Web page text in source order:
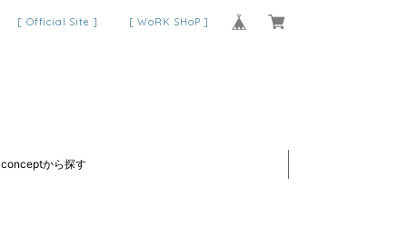
[ Official Site ] [ WoRK SHoP ]
conceptから探す